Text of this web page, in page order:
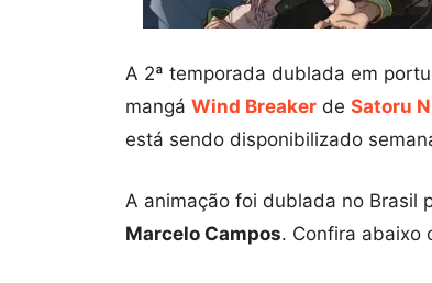
A 2ª temporada dublada em
mangá Wind Breaker de Satoru
está sendo disponibilizado
A animação foi dublada no Brasil
Marcelo Campos. Confira abaixo